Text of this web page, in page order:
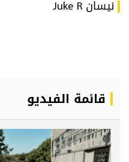
نيسان Juke R
قائمة الفيديو